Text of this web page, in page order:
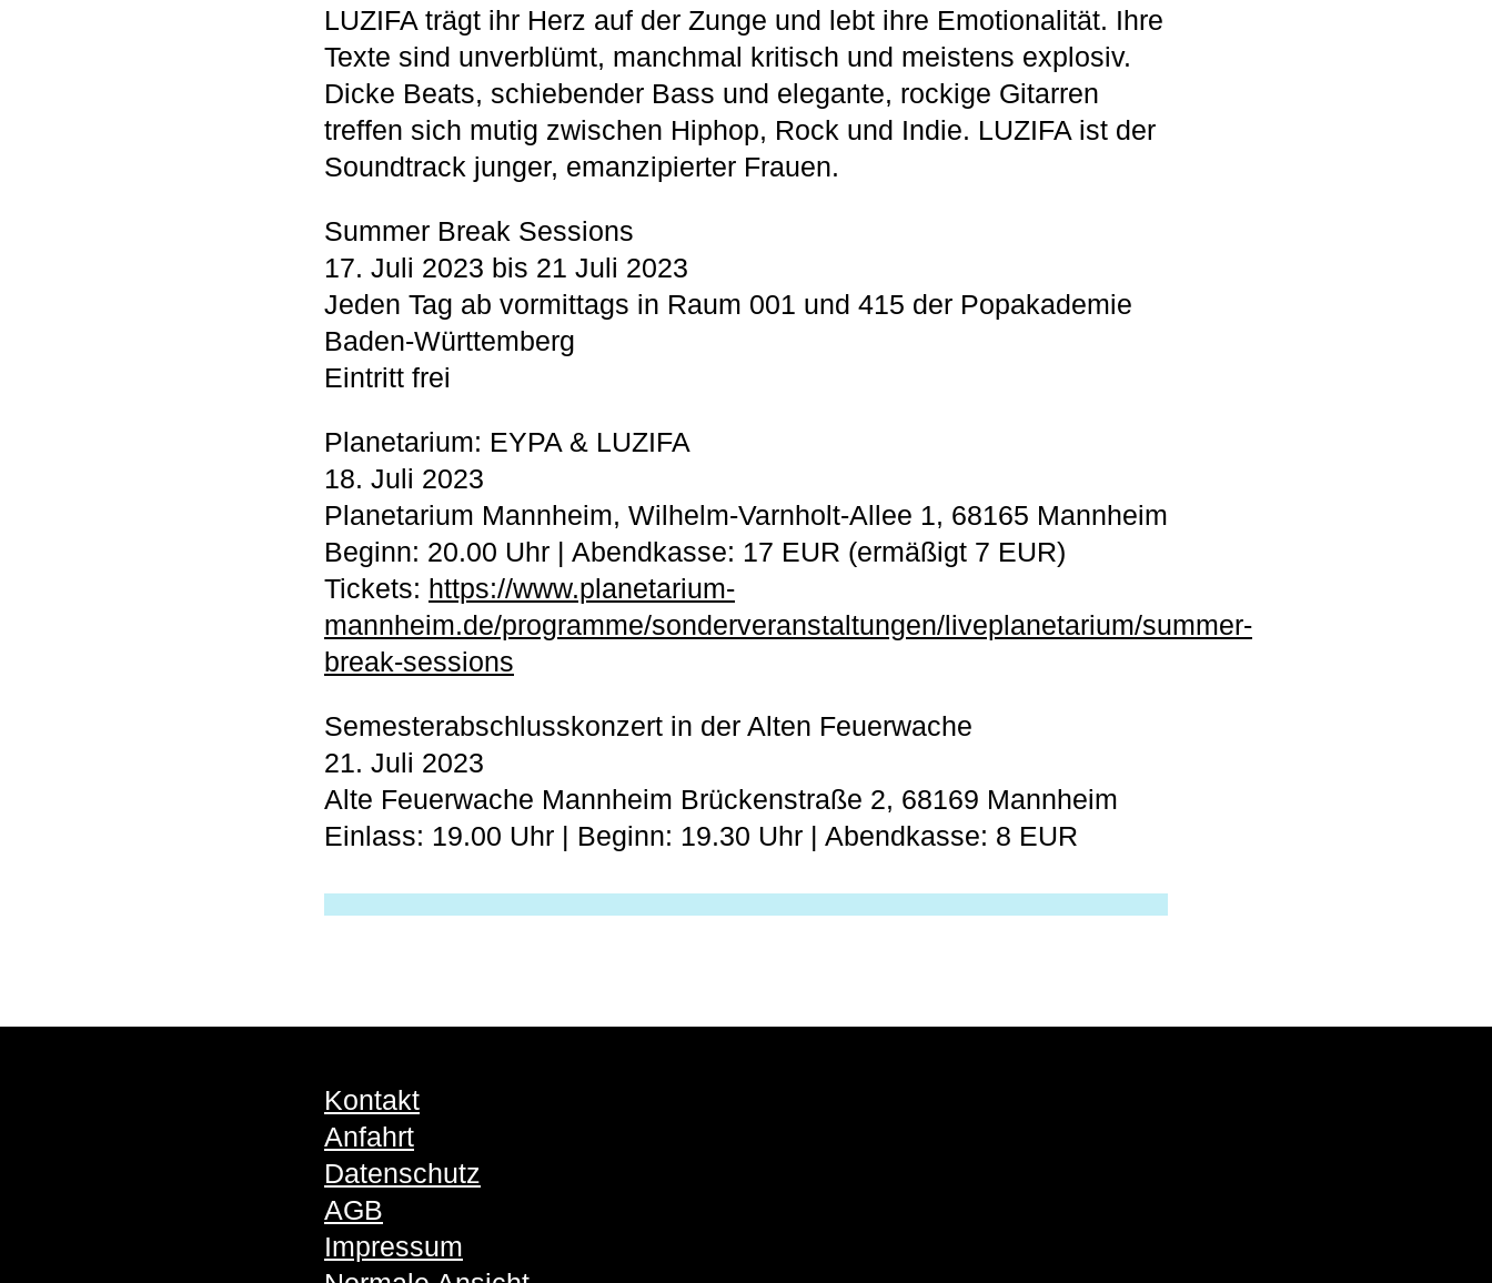
LUZIFA trägt ihr Herz auf der Zunge und lebt ihre Emotionalität. Ihre
Texte sind unverblümt, manchmal kritisch und meistens explosiv.
Dicke Beats, schiebender Bass und elegante, rockige Gitarren
treffen sich mutig zwischen Hiphop, Rock und Indie. LUZIFA ist der
Soundtrack junger, emanzipierter Frauen.
Summer Break Sessions
17. Juli 2023 bis 21 Juli 2023
Jeden Tag ab vormittags in Raum 001 und 415 der Popakademie
Baden-Württemberg
Eintritt frei
Planetarium: EYPA & LUZIFA
18. Juli 2023
Planetarium Mannheim, Wilhelm-Varnholt-Allee 1, 68165 Mannheim
Beginn: 20.00 Uhr | Abendkasse: 17 EUR (ermäßigt 7 EUR)
Tickets: https://www.planetarium-
mannheim.de/programme/sonderveranstaltungen/liveplanetarium/summer-
break-sessions
Semesterabschlusskonzert in der Alten Feuerwache
21. Juli 2023
Alte Feuerwache Mannheim Brückenstraße 2, 68169 Mannheim
Einlass: 19.00 Uhr | Beginn: 19.30 Uhr | Abendkasse: 8 EUR
Kontakt
Anfahrt
Datenschutz
AGB
Impressum